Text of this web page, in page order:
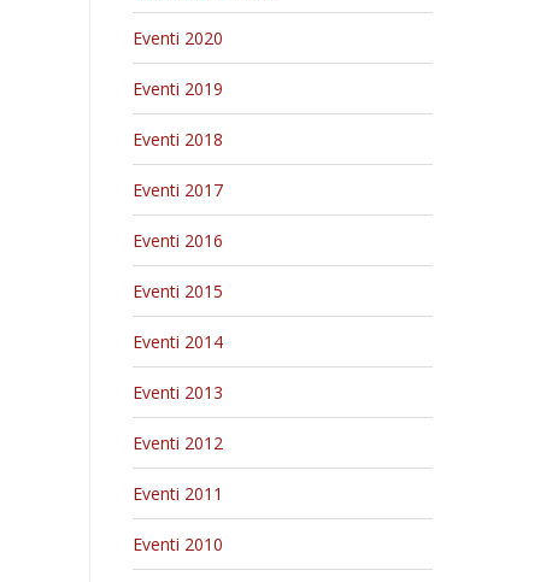
Eventi 2020
Eventi 2019
Eventi 2018
Eventi 2017
Eventi 2016
Eventi 2015
Eventi 2014
Eventi 2013
Eventi 2012
Eventi 2011
Eventi 2010